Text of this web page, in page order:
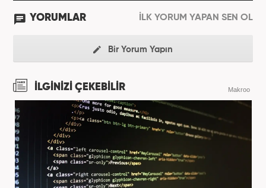
YORUMLAR İLK YORUM YAPAN SEN OL
Bir Yorum Yapın
İLGİNİZİ ÇEKEBİLİR Makroo